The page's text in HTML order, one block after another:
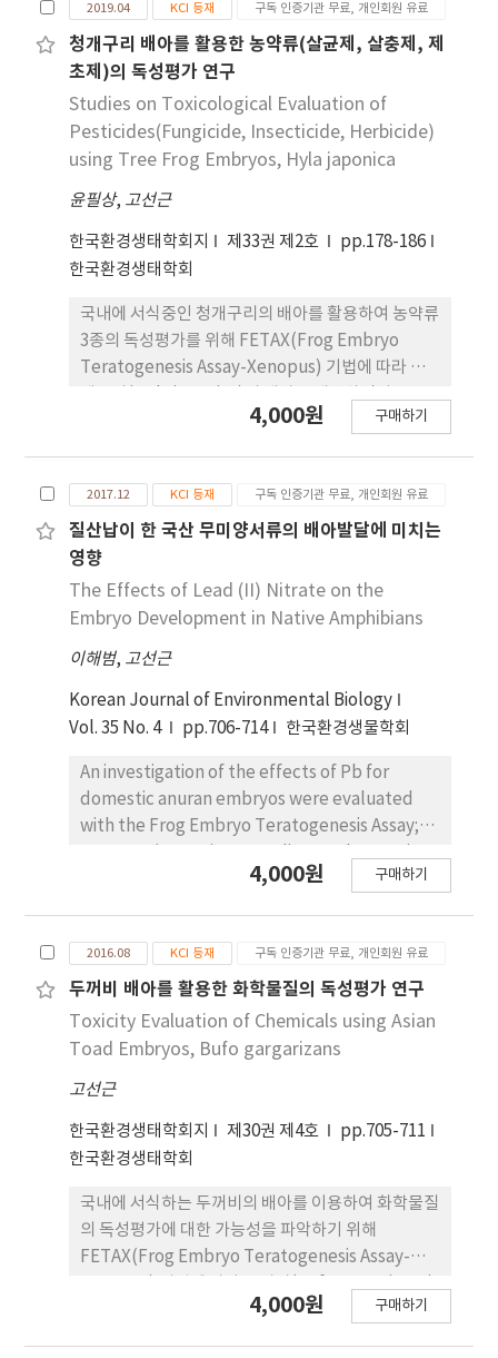
의존하여 유생의 체장 길이는 감소하고 치사율과 기
형율은 증가하였다. Benomyl, Carbofuran,
Thiobencarb의 teratogenic
concentration(EC50)은 각각 1.03, 8.74, 4.98㎎/ℓ
을 나타내어 Benomyl이 기형 유발에 가장 민감하게
반응하였으며, embryo lethal
concentrations(LC50)은 7.26, 560.72, 16.87㎎/ℓ
을 나타내어 Benomyl이 가장 낮은 농도에서 배아가
치사되는 것으로 나타났다. Teratogenic index
(TI=LC50/EC50)는 Benomyl 7.05, Carbofuran
64.16, Thiobencarb 3.39를 나타내어 TI값이 모두
기형유발물질로 판단되는 기준인 1.5이상으로 시험
에 사용된 농약류 3종은 최기형성 물질로 판단된다.
Carbofuran이 가장 강력한 최기형성물질로 작용함
을 알 수 있었으며, 농약류가 두꺼비 및 양서류의 배아
발달에 미치는 영향과 그 작용기작을 규명하기 위해
2019.04 KCI 등재 구독 인증기관 무료, 개인회원 유료
청개구리 배아를 활용한 농약류(살균제, 살충제, 제
초제)의 독성평가 연구
Studies on Toxicological Evaluation of
Pesticides(Fungicide, Insecticide, Herbicide)
using Tree Frog Embryos, Hyla japonica
윤필상, 고선근
한국환경생태학회지 제33권 제2호
pp.178-186
한국환경생태학회
국내에 서식중인 청개구리의 배아를 활용하여 농약류
3종의 독성평가를 위해 FETAX(Frog Embryo
Teratogenesis Assay-Xenopus) 기법에 따라 청
Benomyl(살균제), Carbofuran(살충제),
Thiobencarb의 농도에 의존하여 유생의 체장 길이
는 감소하고 치사율과 기형율은 증가하였다.
Benomyl, Carbofuran, Thiobencarb의
teratogenic concentration(EC50)은 각각 1.00,
0.58, 4.75mg/L을 나타내어 Carbofuran이 기형유
발에 가장 민감하게 반응하였으며, embryo lethal
concentrations(LC50)은 7.04, 28.71, 16.12mg/L
을 나타내어 Benomyl이 가장 낮은 농도에 서 배아를
치사하는 것으로 나타났다. Teratogenic
index(TI=LC50/EC50)는 Benomyl 7.04,
Carbofuran 49.50, Thiobencarb 3.39를 나타내어
TI값이 모두 기형유발물질로 판단하는 기준인 1.5 이
상을 나타내어 시험에 사용된 농약류 3종은 최기형성
물질로 판단되며 Carbofuran이 가장 강력한 최기형
성물질로 작용함을 알 수 있었다.
4,000원 구매하기
2017.12 KCI 등재 구독 인증기관 무료, 개인회원 유료
질산납이 한 국산 무미양서류의 배아발달에 미치는
영향
The Effects of Lead (II) Nitrate on the
Embryo Development in Native Amphibians
이해범, 고선근
Korean Journal of Environmental Biology
Vol. 35 No. 4
pp.706-714 한국환경생물학회
An investigation of the effects of Pb for
domestic anuran embryos were evaluated
with the Frog Embryo Teratogenesis Assay;
the difference between the embryo size and
malformation rates were increased,
malformation patterns were changed and
larval body length were decreased in a dose
dependent manner of the Pb. The half
Bufo gargarizans, Hyla japonica, Rana
nigromaculata and Bombina orientalis were
0.58, 0.49, 0.52, 0.54 mg L-1, respectively. The
of the Bufo gargarizans, Hyla japonica, Rana
nigromaculata and Bombina orientalis were
0.35, 0.74, 0.30, 0.29 mg L-1, respectively. The
teratogenic index (TI) were 1.66 in the Bufo
gargarizans, 1.81 in the Hyla japonica, 1.73 in
4,000원 구매하기
2016.08 KCI 등재 구독 인증기관 무료, 개인회원 유료
두꺼비 배아를 활용한 화학물질의 독성평가 연구
Toxicity Evaluation of Chemicals using Asian
Toad Embryos, Bufo gargarizans
고선근
한국환경생태학회지 제30권 제4호
pp.705-711
한국환경생태학회
국내에 서식하는 두꺼비의 배아를 이용하여 화학물질
의 독성평가에 대한 가능성을 파악하기 위해
FETAX(Frog Embryo Teratogenesis Assay-
의 배아를 배양하면서 Zn과 Benomyl의 효과를
4,000원 구매하기